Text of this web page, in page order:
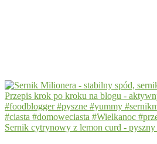
Sernik cytrynowy z lemon curd -